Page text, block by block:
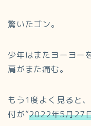
驚いたゴン。
少年はまたヨーヨー
肩がまた痛む。
もう1度よく見ると
付が”2022年5月27